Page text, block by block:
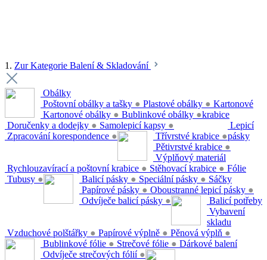
1. Zur Kategorie Balení & Skladování
Obálky
Poštovní obálky a tašky ● Plastové obálky ●
Kartonové obálky ● Bublinkové obálky ●
Doručenky a dodejky ● Samolepicí kapsy ●
Zpracování korespondence ●
Kartonové
krabice
Třívrstvé krabice ●
Pětivrstvé krabice ●
Rychlouzavírací a poštovní krabice ● Stěhovací krabice ●
Tubusy ●
Lepicí
pásky
Balicí pásky ● Speciální pásky ●
Papírové pásky ● Oboustranné lepicí pásky ●
Odvíječe balicí pásky ●
Výplňový materiál
Vzduchové polštářky ● Papírové výplně ● Pěnová výplň ●
Fólie
Bublinkové fólie ● Strečové fólie ●
Odvíječe strečových fólií ●
Sáčky
Balicí potřeby
Vybavení
skladu
Dárkové balení